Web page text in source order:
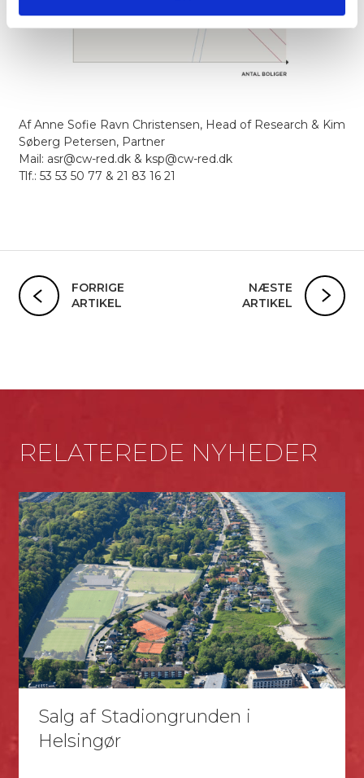
AfAnne Sofie Ravn Christensen, Head of Research & Kim
Søberg Petersen, Partner
Mail: asr@cw-red.dk & ksp@cw-red.dk
Tlf.: 53 53 50 77 & 21 83 16 21
FORRIGE
ARTIKEL
NÆSTE
ARTIKEL
RELATEREDE NYHEDER
Salg af Stadiongrunden i
Helsingør